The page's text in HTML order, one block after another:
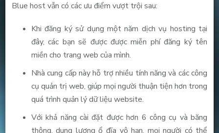
Blue host vẫn có các ưu điểm vượt trội sau:
Khi đăng ký sử dụng một năm dịch vụ hosting tại
đây, các bạn sẽ được được miễn phí đăng ký tên
miền cho trang web của mình.
Nhà cung cấp này hỗ trợ nhiều tính năng và các công
cụ quản trị web, giúp mọi người thuận tiện hơn trong
quá trình quản lý dữ liệu website.
Với khả năng cài đặt được hơn 6 công cụ và băng
thông, dung lượng ổ đĩa vô hạn, mọi người có thể